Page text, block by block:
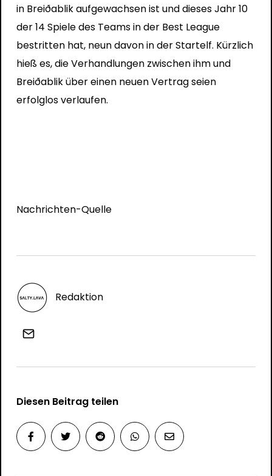
in Breiðablik aufgewachsen ist und dieses Jahr 10
der 14 Spiele des Teams in der Best League
bestritten hat, neun davon in der Startelf. Kürzlich
hieß es, die Verhandlungen zwischen ihm und
Breiðablik über einen neuen Vertrag seien
erfolglos verlaufen.
Nachrichten-Quelle
Redaktion
Diesen Beitrag teilen